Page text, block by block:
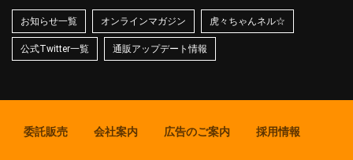
お知らせ一覧 オンラインマガジン 虎々ちゃんネル☆
公式Twitter一覧 通販アップデート情報
委託販売 会社案内 広告のご案内 採用情報